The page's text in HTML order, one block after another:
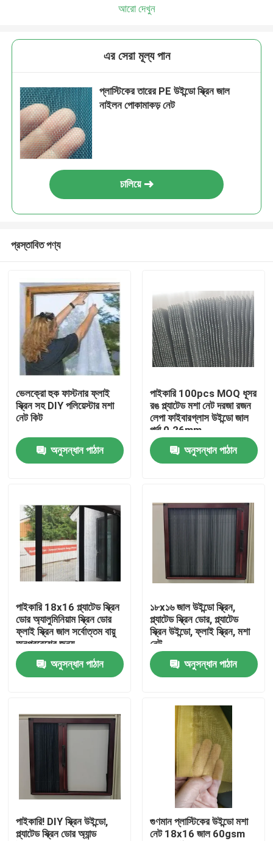
পণ্য
আমাদের সম্পর্কে
মান নিয়ন্ত্রণ
আমাদের সাথে যোগাযোগ করুন
উদ্ধৃতির জন্য আবেদন
Russian website
চৌম্বকীয় জাল দরজার পর্দা
উইন্ডো ফ্লাই স্ক্রিন
পিই শেড নেট
আরো দেখুন
এর সেরা মূল্য পান
প্লাস্টিকের তারের PE উইন্ডো স্ক্রিন জাল
নাইলন পোকামাকড় নেট
চালিয়ে
প্রস্তাবিত পণ্য
ভেলক্রো হুক ফাস্টনার ফ্লাই
স্ক্রিন সহ DIY পলিয়েস্টার মশা
নেট কিট
অনুসন্ধান পাঠান
পাইকারি 100pcs MOQ ধূসর
রঙ প্ল্যাটেড মশা নেট দরজা রজন
লেপা ফাইবারগ্লাস উইন্ডো জাল
পর্দা 0.26mm
অনুসন্ধান পাঠান
পাইকারি 18x16 প্ল্যাটেড স্ক্রিন
ডোর অ্যালুমিনিয়াম স্ক্রিন ডোর
ফ্লাই স্ক্রিন জাল সর্বোত্তম বায়ু
অনুপ্রবেশের জন্য
অনুসন্ধান পাঠান
১৮x১৬ জাল উইন্ডো স্ক্রিন,
প্ল্যাটেড স্ক্রিন ডোর, প্ল্যাটেড
স্ক্রিন উইন্ডো, ফ্লাই স্ক্রিন, মশা
নেট
অনুসন্ধান পাঠান
পাইকারি! DIY স্ক্রিন উইন্ডো,
প্ল্যাটেড স্ক্রিন ডোর অ্যান্ড
গুণমান প্লাস্টিকের উইন্ডো মশা
নেট 18x16 জাল 60gsm